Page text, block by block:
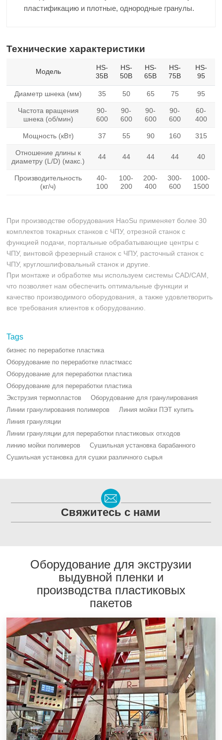
пластификацию и плотные, однородные гранулы.
Технические характеристики
Модель
HS-
35B
HS-
50B
HS-
65B
HS-
75B
HS-
95
Диаметр шнека (мм) 35 50 65 75 95
Частота вращения
шнека (об/мин)
90-
600
90-
600
90-
600
90-
600
60-
400
Мощность (кВт) 37 55 90 160 315
Отношение длины к
диаметру (L/D) (макс.)
44 44 44 44 40
Производительность
(кг/ч)
40-
100
100-
200
200-
400
300-
600
1000-
1500
При производстве оборудования HaoSu применяет более 30
комплектов токарных станков с ЧПУ, отрезной станок с
функцией подачи, портальные обрабатывающие центры с
ЧПУ, винтовой фрезерный станок с ЧПУ, расточный станок с
ЧПУ, круглошлифовальный станок и другие.
При монтаже и обработке мы используем системы CAD/CAM,
что позволяет нам обеспечить оптимальные функции и
качество производимого оборудования, а также удовлетворить
все требования клиентов к оборудованию.
Tags
бизнес по переработке пластика
Оборудование по переработке пластмасс
Оборудование для переработки пластика
Оборудование для переработки пластика
Экструзия термопластов
Оборудование для гранулирования
Линии гранулирования полимеров
Линия мойки ПЭТ купить
Линия грануляции
Линии грануляции для переработки пластиковых отходов
линию мойки полимеров
Сушильная установка барабанного
Сушильная установка для сушки различного сырья
Свяжитесь с нами
Оборудование для экструзии
выдувной пленки и
производства пластиковых
пакетов